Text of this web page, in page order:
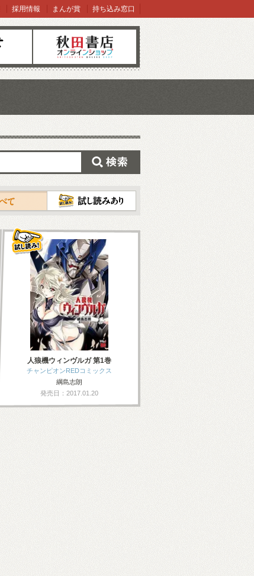
オンラインショップ
採用情報 まんが賞 持ち込み窓口
人狼機ウィンヴルガ 第1巻
チャンピオンREDコミックス
綱島志朗
発売日：2017.01.20